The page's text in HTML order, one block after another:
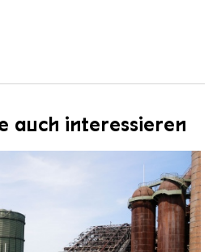
auch interessieren